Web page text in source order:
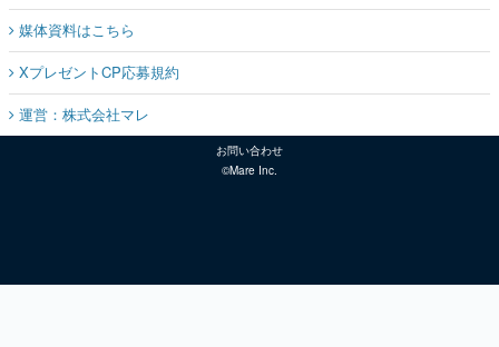
媒体資料はこちら
XプレゼントCP応募規約
運営：株式会社マレ
お問い合わせ
©Mare Inc.